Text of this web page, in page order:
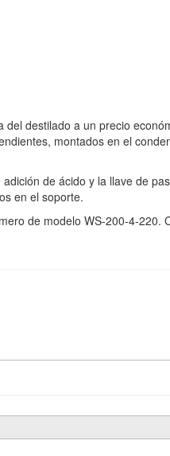
destilado a un precio
montados en el
de ácido y la llave de
en el soporte.
de modelo WS-200-4-220.